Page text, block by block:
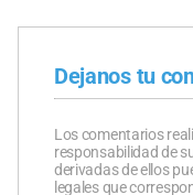
Dejanos tu
Los comentarios
responsabilidad de
derivadas de ellos
legales que